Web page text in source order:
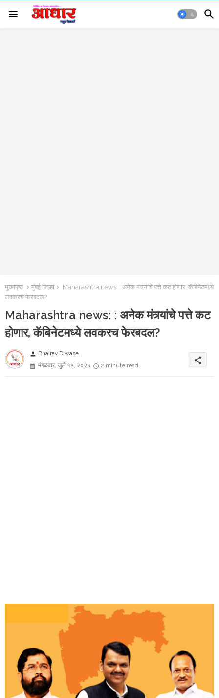
मुख्यपृष्ठ मुंबई जिल्हा
Maharashtra news: : अनेक मंत्र्यांचे पत्ते कट होणार, कॅबिनेटमध्ये
लवकरच फेरबदल?
Maharashtra news: : अनेक मंत्र्यांचे पत्ते कट
होणार, कॅबिनेटमध्ये लवकरच फेरबदल?
person Bhairav Diwase
मंगळवार, जुलै १५, २०२५
2 minute read
share